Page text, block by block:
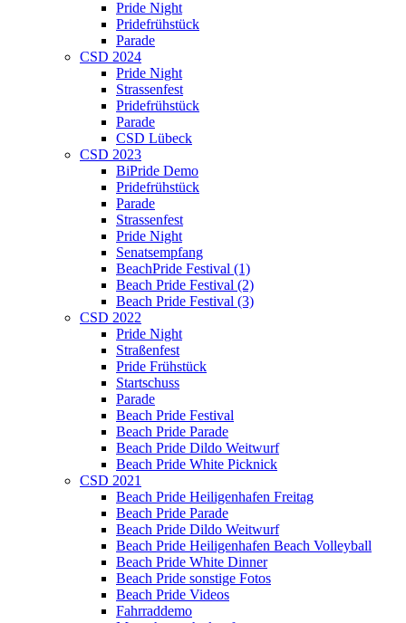
Pride Night
Pridefrühstück
Parade
CSD 2024
Pride Night
Strassenfest
Pridefrühstück
Parade
CSD Lübeck
CSD 2023
BiPride Demo
Pridefrühstück
Parade
Strassenfest
Pride Night
Senatsempfang
BeachPride Festival (1)
Beach Pride Festival (2)
Beach Pride Festival (3)
CSD 2022
Pride Night
Straßenfest
Pride Frühstück
Startschuss
Parade
Beach Pride Festival
Beach Pride Parade
Beach Pride Dildo Weitwurf
Beach Pride White Picknick
CSD 2021
Beach Pride Heiligenhafen Freitag
Beach Pride Parade
Beach Pride Dildo Weitwurf
Beach Pride Heiligenhafen Beach Volleyball
Beach Pride White Dinner
Beach Pride sonstige Fotos
Beach Pride Videos
Fahrraddemo